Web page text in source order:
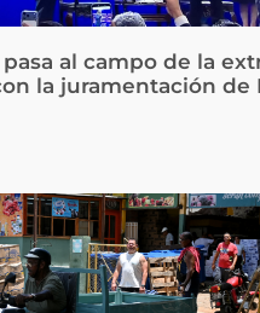
al campo de la
la juramentación de